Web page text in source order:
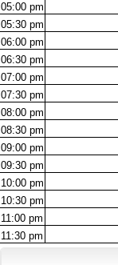
05:00 pm
05:30 pm
06:00 pm
06:30 pm
07:00 pm
07:30 pm
08:00 pm
08:30 pm
09:00 pm
09:30 pm
10:00 pm
10:30 pm
11:00 pm
11:30 pm